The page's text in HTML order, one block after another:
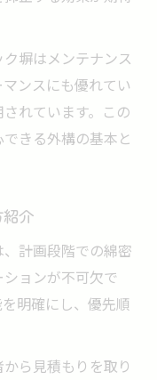
塀はメンテナンス
ンスにも優れてい
れています。この
きる外構の基本と
介
計画段階での綿密
ョンが不可欠で
明確にし、優先順
ら見積もりを取り